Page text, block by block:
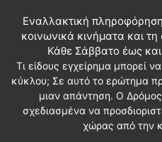
Εναλλακτική
κοινωνικά κινήματα και
Κάθε Σάββατο έως και
Τι είδους εγχείρημα μπορεί
κύκλου; Σε αυτό το ερώτημα
μιαν απάντηση. Ο
σχεδιασμένα να
χώρας από την